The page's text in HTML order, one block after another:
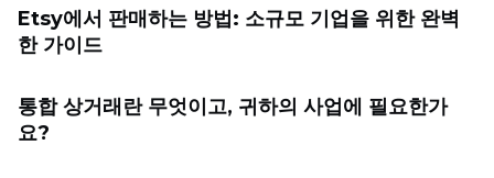
Etsy에서 판매하는 방법: 소규모 기업을 위한 완벽
한 가이드
통합 상거래란 무엇이고, 귀하의 사업에 필요한가
요?